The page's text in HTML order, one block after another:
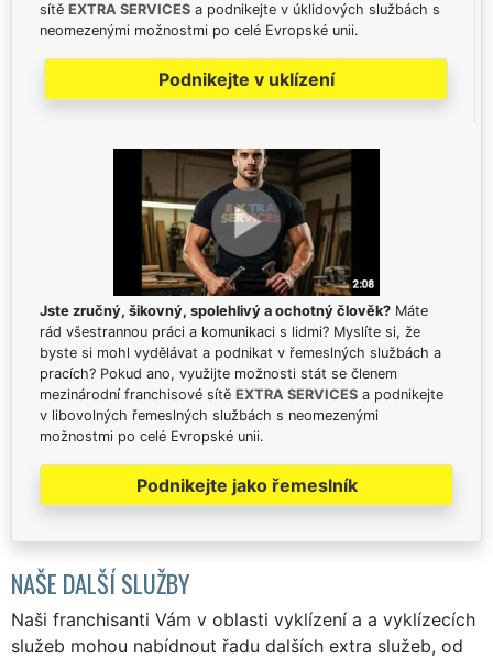
sítě EXTRA SERVICES a podnikejte v úklidových službách s
neomezenými možnostmi po celé Evropské unii.
Podnikejte v uklízení
Jste zručný, šikovný, spolehlivý a ochotný člověk? Máte
rád všestrannou práci a komunikaci s lidmi? Myslíte si, že
byste si mohl vydělávat a podnikat v řemeslných službách a
pracích? Pokud ano, využijte možnosti stát se členem
mezinárodní franchisové sítě EXTRA SERVICES a podnikejte
v libovolných řemeslných službách s neomezenými
možnostmi po celé Evropské unii.
Podnikejte jako řemeslník
NAŠE DALŠÍ SLUŽBY
Naši franchisanti Vám v oblasti vyklízení a a vyklízecích
služeb mohou nabídnout řadu dalších extra služeb, od